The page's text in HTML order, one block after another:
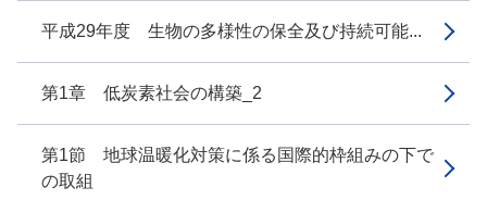
平成29年度 生物の多様性の保全及び持続可能...
第1章 低炭素社会の構築_2
第1節 地球温暖化対策に係る国際的枠組みの下で
の取組